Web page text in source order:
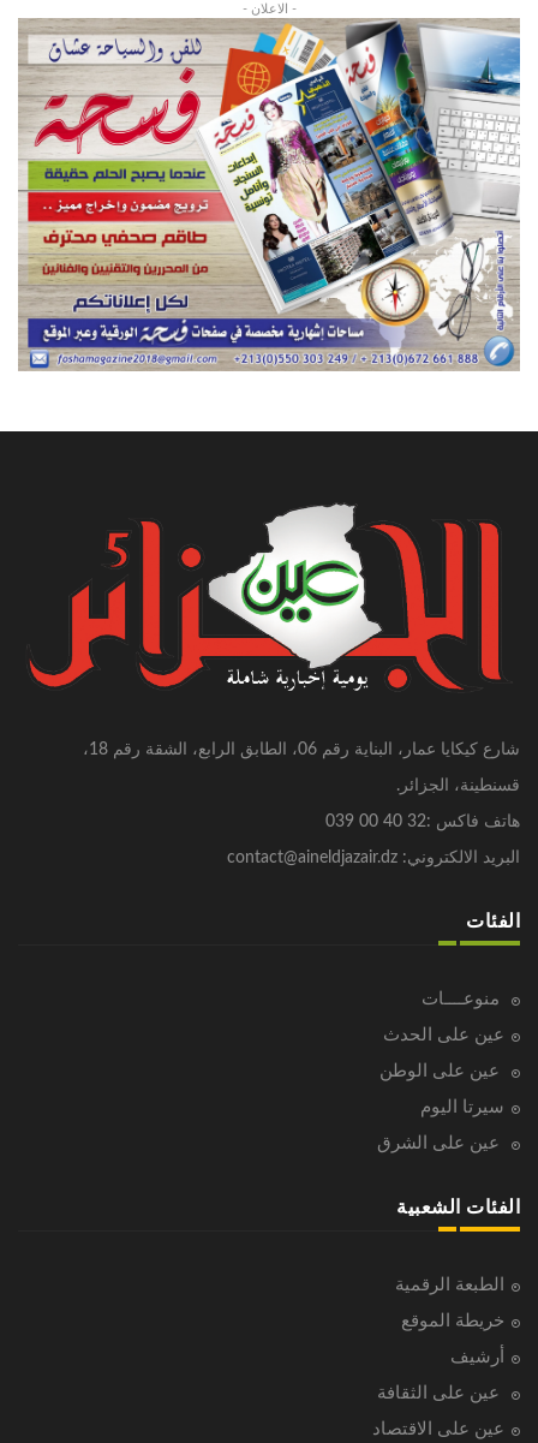
- الاعلان -
شارع كيكايا عمار، البناية رقم 06، الطابق الرابع، الشقة رقم 18،
قسنطينة، الجزائر.
هاتف فاكس :32 40 00 039
البريد الالكتروني: contact@aineldjazair.dz
الفئات
منوعــــات
عين على الحدث
عين على الوطن
سيرتا اليوم
عين على الشرق
الفئات الشعبية
الطبعة الرقمية
خريطة الموقع
أرشيف
عين على الثقافة
عين على الاقتصاد